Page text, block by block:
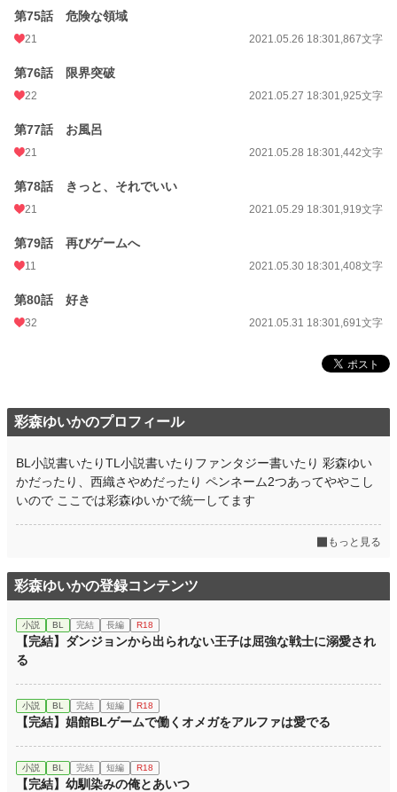
第75話 危険な領域
21 2021.05.26 18:301,867文字
第76話 限界突破
22 2021.05.27 18:301,925文字
第77話 お風呂
21 2021.05.28 18:301,442文字
第78話 きっと、それでいい
21 2021.05.29 18:301,919文字
第79話 再びゲームへ
11 2021.05.30 18:301,408文字
第80話 好き
32 2021.05.31 18:301,691文字
彩森ゆいかのプロフィール
BL小説書いたりTL小説書いたりファンタジー書いたり 彩森ゆい
かだったり、西織さやめだったり ペンネーム2つあってややこし
いので ここでは彩森ゆいかで統一してます
もっと見る
彩森ゆいかの登録コンテンツ
小説 BL 完結 長編 R18
【完結】ダンジョンから出られない王子は屈強な戦士に溺愛され
る
小説 BL 完結 短編 R18
【完結】娼館BLゲームで働くオメガをアルファは愛でる
小説 BL 完結 短編 R18
【完結】幼馴染みの俺とあいつ